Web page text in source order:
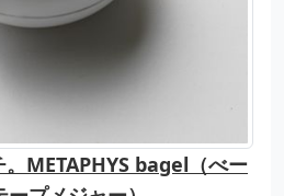
METAPHYS bagel（べー